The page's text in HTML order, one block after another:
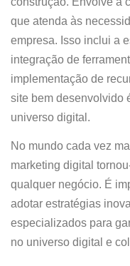
que atenda às
empresa. Isso inclui a
integração de
implementação de
site bem desenvolvido
universo digital.
No mundo cada vez
marketing digital
qualquer negócio. É
adotar estratégias
especializados para
no universo digital e